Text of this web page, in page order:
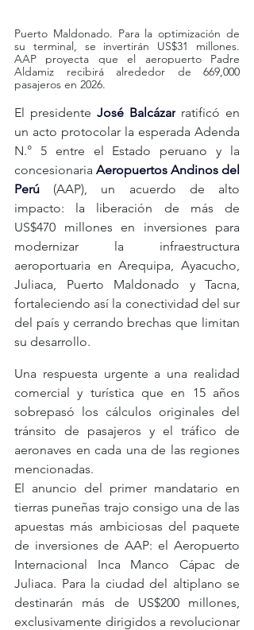
Puerto Maldonado. Para la optimización de
su terminal, se invertirán US$31 millones.
AAP proyecta que el aeropuerto Padre
Aldamiz recibirá alrededor de 669,000
pasajeros en 2026.
El presidente José Balcázar ratificó en
un acto protocolar la esperada Adenda
N.° 5 entre el Estado peruano y la
concesionaria Aeropuertos Andinos del
Perú (AAP), un acuerdo de alto
impacto: la liberación de más de
US$470 millones en inversiones para
modernizar la infraestructura
aeroportuaria en Arequipa, Ayacucho,
Juliaca, Puerto Maldonado y Tacna,
fortaleciendo así la conectividad del sur
del país y cerrando brechas que limitan
su desarrollo.
Una respuesta urgente a una realidad
comercial y turística que en 15 años
sobrepasó los cálculos originales del
tránsito de pasajeros y el tráfico de
aeronaves en cada una de las regiones
mencionadas.
El anuncio del primer mandatario en
tierras puneñas trajo consigo una de las
apuestas más ambiciosas del paquete
de inversiones de AAP: el Aeropuerto
Internacional Inca Manco Cápac de
Juliaca. Para la ciudad del altiplano se
destinarán más de US$200 millones,
exclusivamente dirigidos a revolucionar